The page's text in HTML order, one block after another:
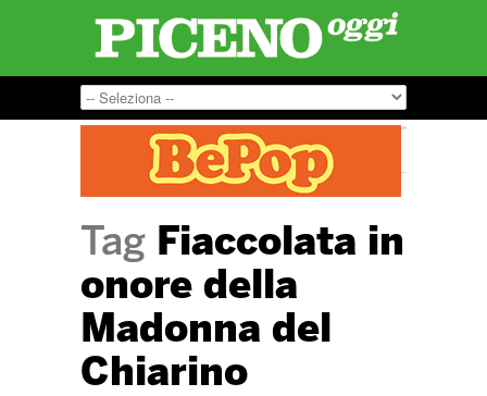
Tag Fiaccolata in
onore della
Madonna del
Chiarino